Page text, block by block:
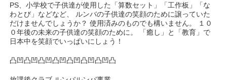
PS、小学校で子供達が使用した「算数セット」「工作板」「な
わとび」などなど、 ルンバの子供達の笑顔のために譲っていた
だけませんでしょうか？ 使用済みのものでも構いません。 １０
０年後の未来の子供達の笑顔のために。 「癒し」と「教育」で
日本中を笑顔でいっぱいにしょう！
凸凹凸凹凸凹凸凹凸凹凸凹凸凹凸